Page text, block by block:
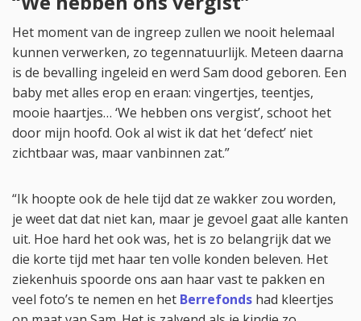
Het moment van de ingreep zullen we nooit helemaal
kunnen verwerken, zo tegennatuurlijk. Meteen daarna
is de bevalling ingeleid en werd Sam dood geboren. Een
baby met alles erop en eraan: vingertjes, teentjes,
mooie haartjes… ‘We hebben ons vergist’, schoot het
door mijn hoofd. Ook al wist ik dat het ‘defect’ niet
zichtbaar was, maar vanbinnen zat.”
“Ik hoopte ook de hele tijd dat ze wakker zou worden,
je weet dat dat niet kan, maar je gevoel gaat alle kanten
uit. Hoe hard het ook was, het is zo belangrijk dat we
die korte tijd met haar ten volle konden beleven. Het
ziekenhuis spoorde ons aan haar vast te pakken en
veel foto’s te nemen en het Berrefonds had kleertjes